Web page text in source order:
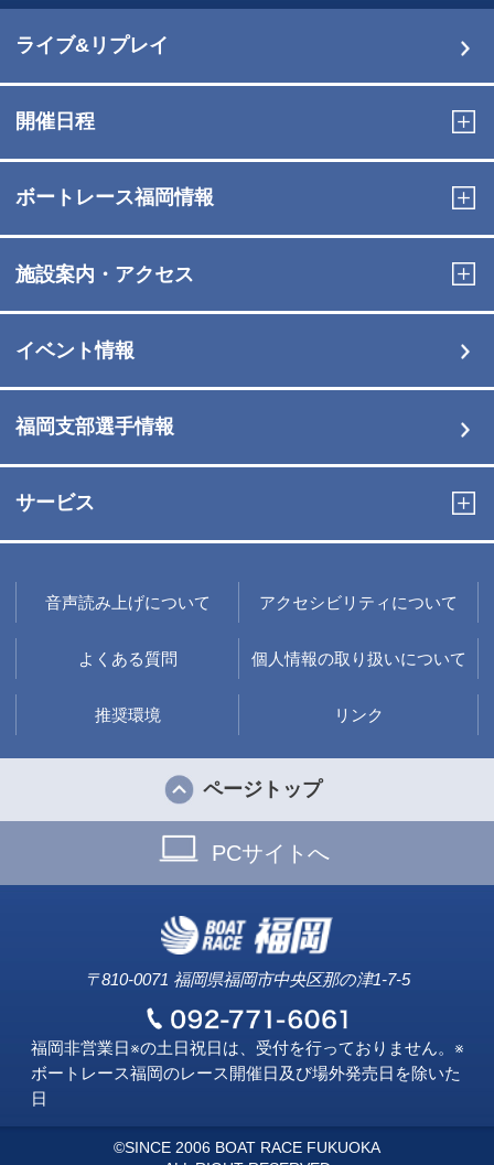
ライブ&リプレイ
開催日程
ボートレース福岡情報
施設案内・アクセス
イベント情報
福岡支部選手情報
サービス
音声読み上げについて アクセシビリティについて
よくある質問 個人情報の取り扱いについて
推奨環境 リンク
ページトップ
PCサイトへ
〒810-0071 福岡県福岡市中央区那の津1-7-5
福岡非営業日※の土日祝日は、受付を行っておりません。※
ボートレース福岡のレース開催日及び場外発売日を除いた
日
©SINCE 2006 BOAT RACE FUKUOKA